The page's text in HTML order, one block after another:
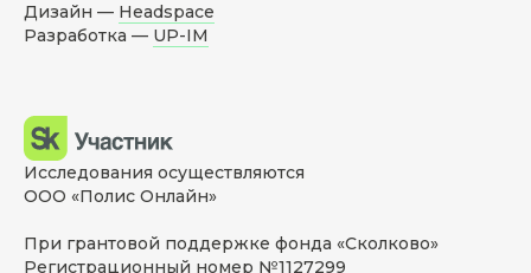
Дизайн — Headspace
Разработка — UP-IM
Исследования осуществляются
ООО «Полис Онлайн»
При грантовой поддержке фонда «Сколково»
Регистрационный номер №1127299